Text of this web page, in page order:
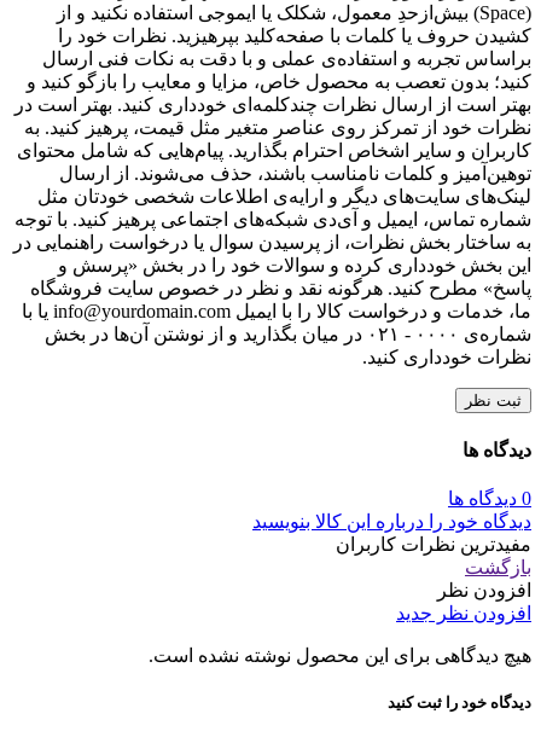
(Space) بیش‌از‌حدِ معمول، شکلک یا ایموجی استفاده نکنید و از
کشیدن حروف یا کلمات با صفحه‌کلید بپرهیزید. نظرات خود را
براساس تجربه و استفاده‌ی عملی و با دقت به نکات فنی ارسال
کنید؛ بدون تعصب به محصول خاص، مزایا و معایب را بازگو کنید و
بهتر است از ارسال نظرات چندکلمه‌‌ای خودداری کنید. بهتر است در
نظرات خود از تمرکز روی عناصر متغیر مثل قیمت، پرهیز کنید. به
کاربران و سایر اشخاص احترام بگذارید. پیام‌هایی که شامل محتوای
توهین‌آمیز و کلمات نامناسب باشند، حذف می‌شوند. از ارسال
لینک‌های سایت‌های دیگر و ارایه‌ی اطلاعات شخصی خودتان مثل
شماره تماس، ایمیل و آی‌دی شبکه‌های اجتماعی پرهیز کنید. با توجه
به ساختار بخش نظرات، از پرسیدن سوال یا درخواست راهنمایی در
این بخش خودداری کرده و سوالات خود را در بخش «پرسش و
پاسخ» مطرح کنید. هرگونه نقد و نظر در خصوص سایت فروشگاه
ما، خدمات و درخواست کالا را با ایمیل info@yourdomain.com یا با
شماره‌ی ۰۰۰۰ - ۰۲۱ در میان بگذارید و از نوشتن آن‌ها در بخش
نظرات خودداری کنید.
ثبت نظر
دیدگاه ها
0 دیدگاه ها
دیدگاه خود را درباره این کالا بنویسید
مفیدترین نظرات کاربران
بازگشت
افزودن نظر
افزودن نظر جدید
هیچ دیدگاهی برای این محصول نوشته نشده است.
دیدگاه خود را ثبت کنید